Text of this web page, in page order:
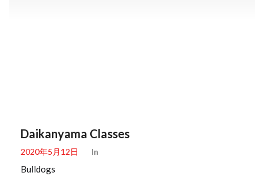
Daikanyama Classes
2020年5月12日 In
Bulldogs